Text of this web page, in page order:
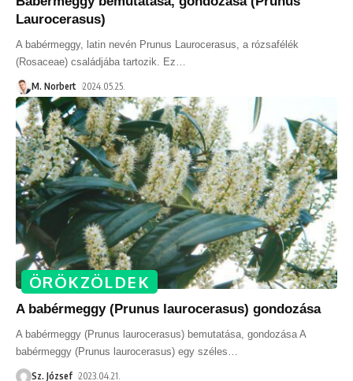
Laurocerasus)
A babérmeggy, latin nevén Prunus Laurocerasus, a rózsafélék
(Rosaceae) családjába tartozik. Ez
M. Norbert 2024.05.25.
ÖRÖKZÖLDEK
A babérmeggy (Prunus laurocerasus) gondozása
A babérmeggy (Prunus laurocerasus) bemutatása, gondozása A
babérmeggy (Prunus laurocerasus) egy széles…
Sz. József 2023.04.21.